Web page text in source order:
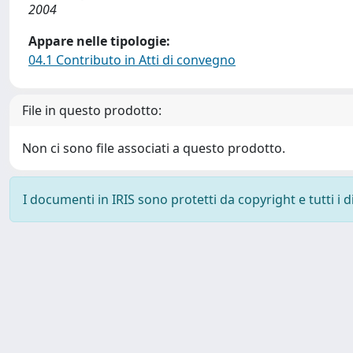
2004
Appare nelle tipologie:
04.1 Contributo in Atti di convegno
File in questo prodotto:
Non ci sono file associati a questo prodotto.
I documenti in IRIS sono protetti da copyright e tutti i